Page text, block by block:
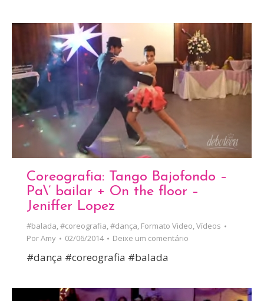
Coreografia: Tango Bajofondo –
Pa\’ bailar + On the floor –
Jeniffer Lopez
#balada,#coreografia,#dança, Formato Video,Vídeos
PorAmy 02/06/2014 Deixe um comentário
#dança #coreografia #balada